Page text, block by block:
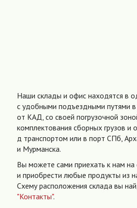
Наши склады и офис находятся в
с удобными подъездными путями в
от КАД, со своей погрузочной
комплектования сборных грузов и
д транспортом или в порт СПб,
и Мурманска.
Вы можете сами приехать к нам на
и приобрести любые продукты из
Схему расположения склада вы
"Контакты".